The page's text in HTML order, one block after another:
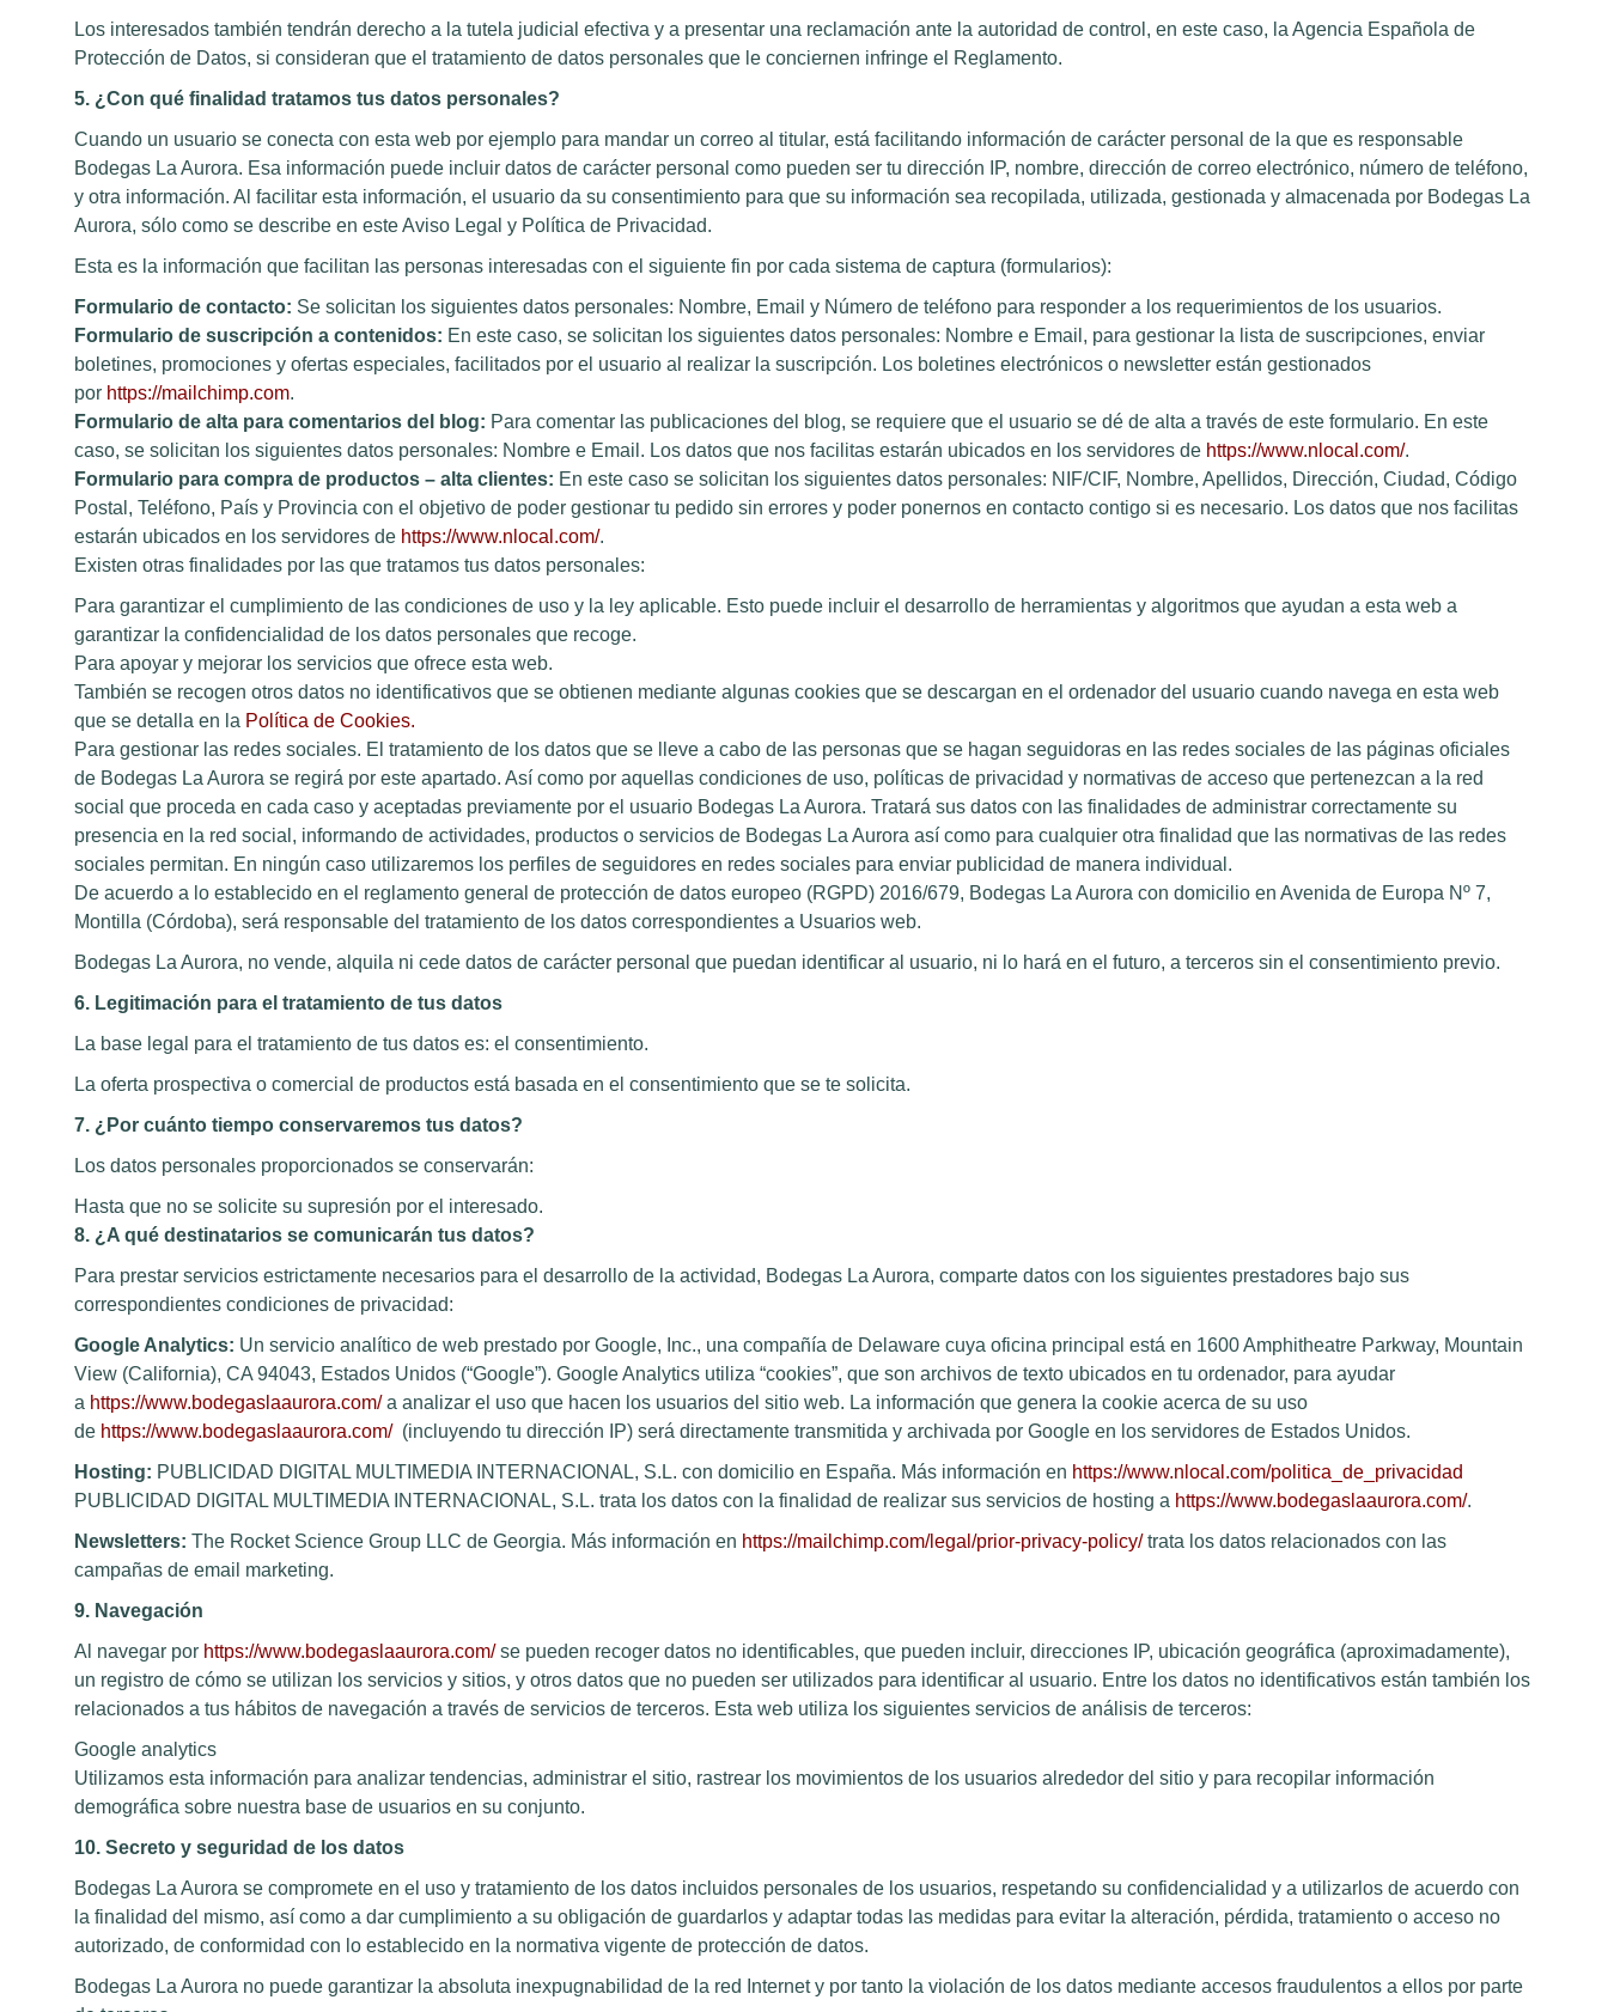
Los interesados también tendrán derecho a la tutela judicial efectiva y a presentar una reclamación ante la autoridad de control, en este caso, la Agencia Española de
Protección de Datos, si consideran que el tratamiento de datos personales que le conciernen infringe el Reglamento.
5. ¿Con qué finalidad tratamos tus datos personales?
Cuando un usuario se conecta con esta web por ejemplo para mandar un correo al titular, está facilitando información de carácter personal de la que es responsable
Bodegas La Aurora. Esa información puede incluir datos de carácter personal como pueden ser tu dirección IP, nombre, dirección de correo electrónico, número de teléfono,
y otra información. Al facilitar esta información, el usuario da su consentimiento para que su información sea recopilada, utilizada, gestionada y almacenada por Bodegas La
Aurora, sólo como se describe en este Aviso Legal y Política de Privacidad.
Esta es la información que facilitan las personas interesadas con el siguiente fin por cada sistema de captura (formularios):
Formulario de contacto: Se solicitan los siguientes datos personales: Nombre, Email y Número de teléfono para responder a los requerimientos de los usuarios.
Formulario de suscripción a contenidos: En este caso, se solicitan los siguientes datos personales: Nombre e Email, para gestionar la lista de suscripciones, enviar
boletines, promociones y ofertas especiales, facilitados por el usuario al realizar la suscripción. Los boletines electrónicos o newsletter están gestionados
por https://mailchimp.com.
Formulario de alta para comentarios del blog: Para comentar las publicaciones del blog, se requiere que el usuario se dé de alta a través de este formulario. En este
caso, se solicitan los siguientes datos personales: Nombre e Email. Los datos que nos facilitas estarán ubicados en los servidores de https://www.nlocal.com/.
Formulario para compra de productos – alta clientes: En este caso se solicitan los siguientes datos personales: NIF/CIF, Nombre, Apellidos, Dirección, Ciudad, Código
Postal, Teléfono, País y Provincia con el objetivo de poder gestionar tu pedido sin errores y poder ponernos en contacto contigo si es necesario. Los datos que nos facilitas
estarán ubicados en los servidores de https://www.nlocal.com/.
Existen otras finalidades por las que tratamos tus datos personales:
Para garantizar el cumplimiento de las condiciones de uso y la ley aplicable. Esto puede incluir el desarrollo de herramientas y algoritmos que ayudan a esta web a
garantizar la confidencialidad de los datos personales que recoge.
Para apoyar y mejorar los servicios que ofrece esta web.
También se recogen otros datos no identificativos que se obtienen mediante algunas cookies que se descargan en el ordenador del usuario cuando navega en esta web
que se detalla en la Política de Cookies.
Para gestionar las redes sociales. El tratamiento de los datos que se lleve a cabo de las personas que se hagan seguidoras en las redes sociales de las páginas oficiales
de Bodegas La Aurora se regirá por este apartado. Así como por aquellas condiciones de uso, políticas de privacidad y normativas de acceso que pertenezcan a la red
social que proceda en cada caso y aceptadas previamente por el usuario Bodegas La Aurora. Tratará sus datos con las finalidades de administrar correctamente su
presencia en la red social, informando de actividades, productos o servicios de Bodegas La Aurora así como para cualquier otra finalidad que las normativas de las redes
sociales permitan. En ningún caso utilizaremos los perfiles de seguidores en redes sociales para enviar publicidad de manera individual.
De acuerdo a lo establecido en el reglamento general de protección de datos europeo (RGPD) 2016/679, Bodegas La Aurora con domicilio en Avenida de Europa Nº 7,
Montilla (Córdoba), será responsable del tratamiento de los datos correspondientes a Usuarios web.
Bodegas La Aurora, no vende, alquila ni cede datos de carácter personal que puedan identificar al usuario, ni lo hará en el futuro, a terceros sin el consentimiento previo.
6. Legitimación para el tratamiento de tus datos
La base legal para el tratamiento de tus datos es: el consentimiento.
La oferta prospectiva o comercial de productos está basada en el consentimiento que se te solicita.
7. ¿Por cuánto tiempo conservaremos tus datos?
Los datos personales proporcionados se conservarán:
Hasta que no se solicite su supresión por el interesado.
8. ¿A qué destinatarios se comunicarán tus datos?
Para prestar servicios estrictamente necesarios para el desarrollo de la actividad, Bodegas La Aurora, comparte datos con los siguientes prestadores bajo sus
correspondientes condiciones de privacidad:
Google Analytics: Un servicio analítico de web prestado por Google, Inc., una compañía de Delaware cuya oficina principal está en 1600 Amphitheatre Parkway, Mountain
View (California), CA 94043, Estados Unidos (“Google”). Google Analytics utiliza “cookies”, que son archivos de texto ubicados en tu ordenador, para ayudar
a https://www.bodegaslaaurora.com/ a analizar el uso que hacen los usuarios del sitio web. La información que genera la cookie acerca de su uso
de https://www.bodegaslaaurora.com/(incluyendo tu dirección IP) será directamente transmitida y archivada por Google en los servidores de Estados Unidos.
Hosting: PUBLICIDAD DIGITAL MULTIMEDIA INTERNACIONAL, S.L. con domicilio en España. Más información en https://www.nlocal.com/politica_de_privacidad
PUBLICIDAD DIGITAL MULTIMEDIA INTERNACIONAL, S.L. trata los datos con la finalidad de realizar sus servicios de hosting a https://www.bodegaslaaurora.com/.
Newsletters: The Rocket Science Group LLC de Georgia. Más información en https://mailchimp.com/legal/prior-privacy-policy/ trata los datos relacionados con las
campañas de email marketing.
9. Navegación
Al navegar por https://www.bodegaslaaurora.com/ se pueden recoger datos no identificables, que pueden incluir, direcciones IP, ubicación geográfica (aproximadamente),
un registro de cómo se utilizan los servicios y sitios, y otros datos que no pueden ser utilizados para identificar al usuario. Entre los datos no identificativos están también los
relacionados a tus hábitos de navegación a través de servicios de terceros. Esta web utiliza los siguientes servicios de análisis de terceros:
Google analytics
Utilizamos esta información para analizar tendencias, administrar el sitio, rastrear los movimientos de los usuarios alrededor del sitio y para recopilar información
demográfica sobre nuestra base de usuarios en su conjunto.
10. Secreto y seguridad de los datos
Bodegas La Aurora se compromete en el uso y tratamiento de los datos incluidos personales de los usuarios, respetando su confidencialidad y a utilizarlos de acuerdo con
la finalidad del mismo, así como a dar cumplimiento a su obligación de guardarlos y adaptar todas las medidas para evitar la alteración, pérdida, tratamiento o acceso no
autorizado, de conformidad con lo establecido en la normativa vigente de protección de datos.
Bodegas La Aurora no puede garantizar la absoluta inexpugnabilidad de la red Internet y por tanto la violación de los datos mediante accesos fraudulentos a ellos por parte